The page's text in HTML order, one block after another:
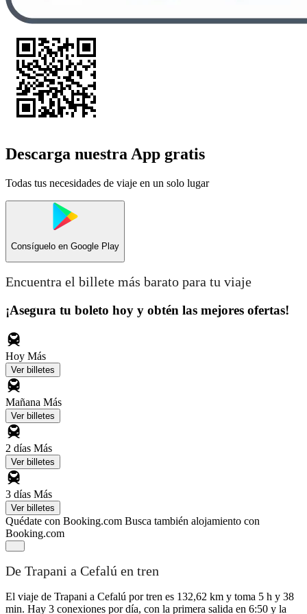
Descarga nuestra App gratis
Todas tus necesidades de viaje en un solo lugar
Consíguelo en Google Play
Encuentra el billete más barato para tu viaje
¡Asegura tu boleto hoy y obtén las mejores ofertas!
Hoy Más
Ver billetes
Mañana Más
Ver billetes
2 días Más
Ver billetes
3 días Más
Ver billetes
Quédate con Booking.com Busca también alojamiento con
Booking.com
De Trapani a Cefalú en tren
El viaje de Trapani a Cefalú por tren es 132,62 km y toma 5 h y 38
min. Hay 3 conexiones por día, con la primera salida en 6:50 y la